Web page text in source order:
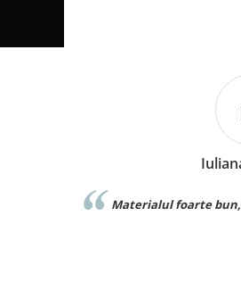
foarte multumita